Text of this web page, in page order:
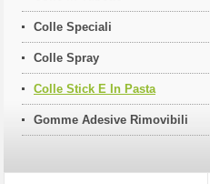
Colle Speciali
Colle Spray
Colle Stick E In Pasta
Gomme Adesive Rimovibili